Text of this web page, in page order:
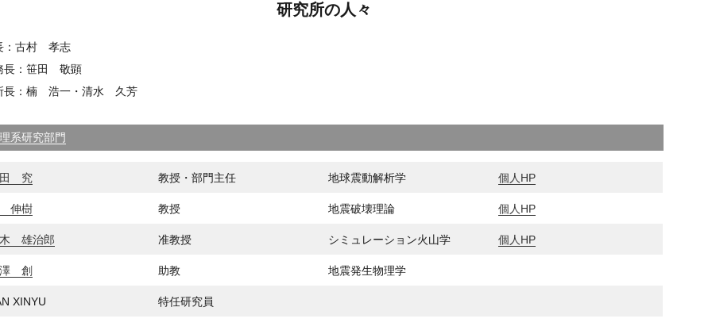
研究所の人々
：古村 孝志
長：笹田 敬顕
長：楠 浩一・清水 久芳
系研究部門
究 教授・部門主任 地球震動解析学 個人HP
伸樹 教授 地震破壊理論 個人HP
雄治郎 准教授 シミュレーション火山学 個人HP
創 助教 地震発生物理学
XINYU 特任研究員